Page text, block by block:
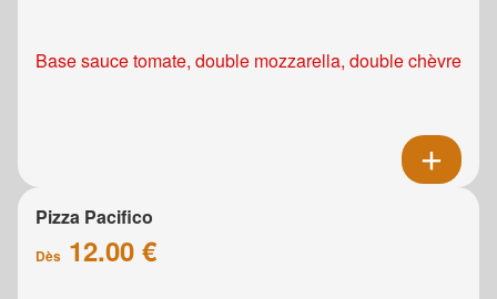
Base sauce tomate, double mozzarella, double chèvre
Pizza Pacifico
Dès 12.00 €